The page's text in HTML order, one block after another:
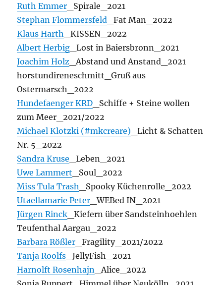
Ruth Emmer _Spirale_2021
Stephan Flommersfeld _Fat Man_2022
Klaus Harth
_KISSEN_2022
Albert Herbig _Lost in Baiersbronn_2021
Joachim Holz _Abstand und Anstand_2021
horstundireneschmitt_Gruß aus
Ostermarsch_2022
Hundefaenger KRD _Schiffe + Steine wollen
zum Meer_2021/2022
Michael Klotzki (#mkcreare) _Licht & Schatten
Nr. 5_2022
Sandra Kruse _Leben_2021
Uwe Lammert _Soul_2022
Miss Tula Trash
_Spooky Küchenrolle_2022
Utaellamarie Peter _WEBed IN_2021
Jürgen Rinck _Kiefern über Sandsteinhoehlen
Teufenthal Aargau_2022
Barbara Rößler _Fragility_2021/2022
Tanja Roolfs _JellyFish_2021
Harnolft Rosenhajn
_Alice_2022